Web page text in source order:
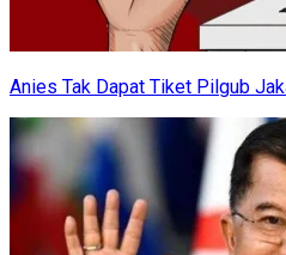
Anies Tak Dapat Tiket Pilgub